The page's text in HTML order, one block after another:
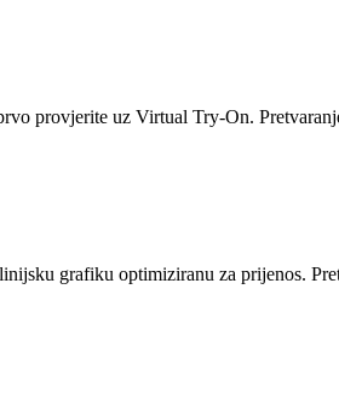
provjerite uz Virtual Try-On.
grafiku optimiziranu za prijenos.